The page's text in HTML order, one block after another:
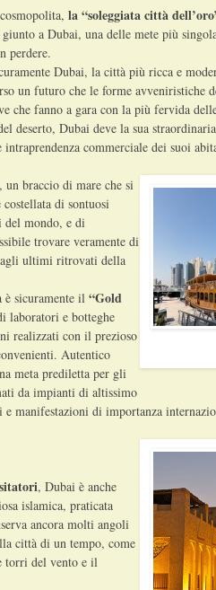
la “soleggiata città
a Dubai, una delle mete più
perdere.
Dubai, la città più ricca e
un futuro che le forme avveniristiche
che fanno a gara con la più fervida
deserto, Dubai deve la sua
commerciale dei suoi
, un braccio di mare che si
di sontuosi
mondo, e di
trovare veramente di
ultimi ritrovati della
è sicuramente il “Gold
laboratori e botteghe
realizzati con il prezioso
Autentico
meta prediletta per gli
da impianti di altissimo
manifestazioni di importanza
, Dubai è anche
islamica, praticata
ancora molti angoli
città di un tempo, come
torri del vento e il